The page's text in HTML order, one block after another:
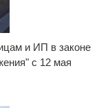
и ИП в законе
с 12 мая